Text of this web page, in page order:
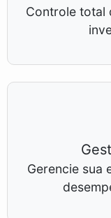
Controle total
Gerencie sua